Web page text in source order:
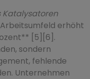
Katalysatoren
erhöht
[5][6].
sondern
fehlende
Unternehmen